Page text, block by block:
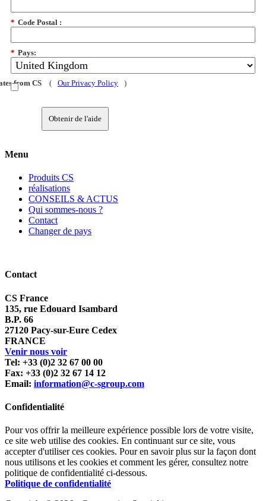
* Code Postal :
* Pays:
from CS ( Our Privacy Policy )
Obtenir de l'aide
Menu
Produits CS
réalisations
CONSEILS & ACTUS
Qui sommes-nous ?
Contact
Changer de pays
Contact
CS France
135, rue Edouard Isambard
B.P. 66
27120 Pacy-sur-Eure Cedex
FRANCE
Venir nous voir
Tel: +33 (0)2 32 67 00 00
Fax: +33 (0)2 32 67 14 12
Email: information@c-sgroup.com
Confidentialité
Pour vos offrir la meilleure expérience possible lors de votre visite,
ce site web utilise des cookies. En continuant sur ce site, vous
accepter d'utiliser ces cookies. Pour en savoir plus sur la façon dont
nous utilisons et les cookies et comment les gérer, consultez notre
politique de confidentialité ci-dessous.
Politique de confidentialité